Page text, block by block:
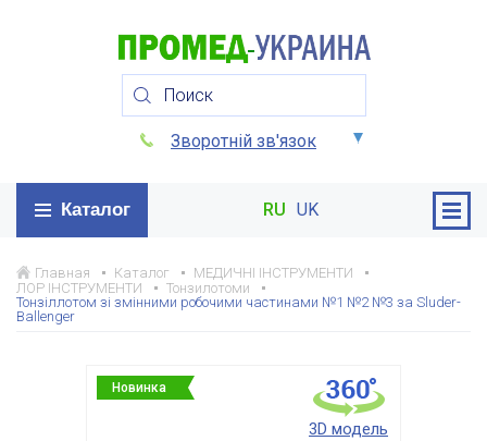
Зворотній зв'язок
Каталог RU UK
Главная Каталог
МЕДИЧНІ ІНСТРУМЕНТИ
ЛОР ІНСТРУМЕНТИ
Тонзилотоми
Тонзіллотом зі змінними робочими частинами №1 №2 №3 за Sluder-
Ballenger
Новинка
3D модель